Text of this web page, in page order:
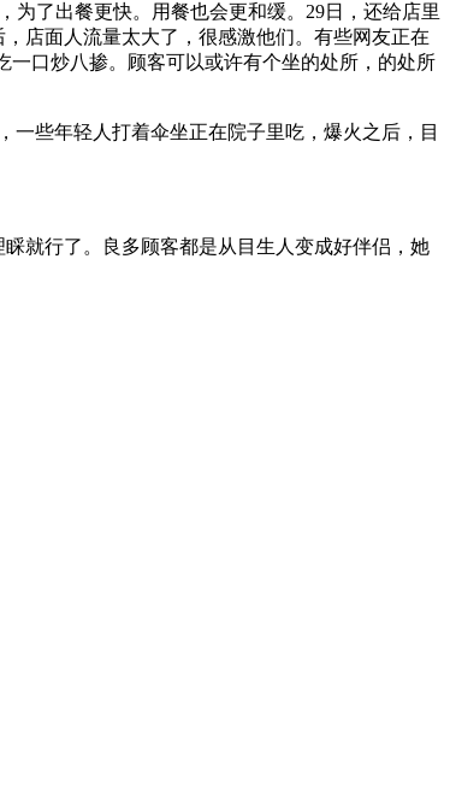
为了出餐更快。用餐也会更和缓。29日，还给店里
店面人流量太大了，很感激他们。有些网友正在
一口炒八掺。顾客可以或许有个坐的处所，的处所
些年轻人打着伞坐正在院子里吃，爆火之后，目
就行了。良多顾客都是从目生人变成好伴侣，她